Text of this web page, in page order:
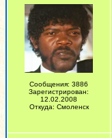
Сообщения: 3886
Зарегистрирован:
12.02.2008
Откуда: Смоленск